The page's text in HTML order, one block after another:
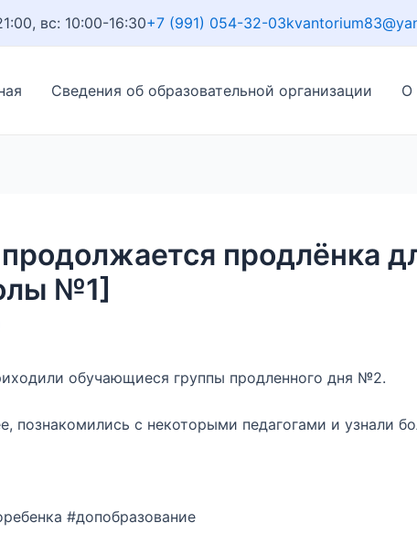
вс: 10:00-16:30+7 (991) 054-32-03
Сведения об образовательной организации О
продлёнка
№1]
обучающиеся группы продленного дня №2.
познакомились с некоторыми педагогами и узнали
#допобразование